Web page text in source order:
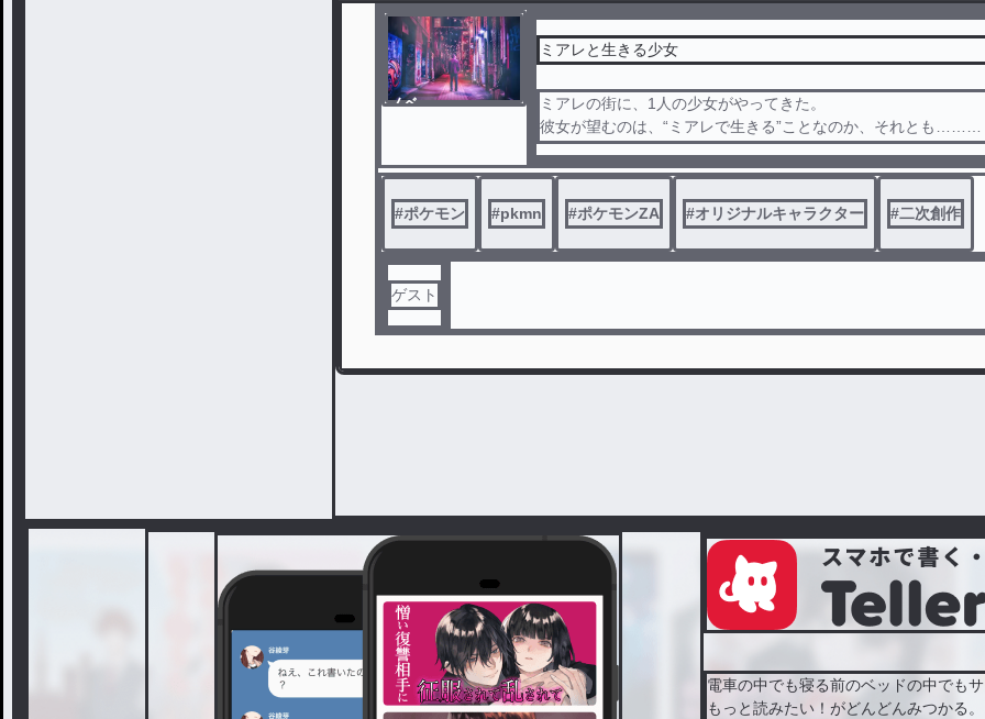
ノベ
ミアレと生きる少女
ミアレの街に、1人の少女がやってきた。
彼女が望むのは、“ミアレで生きる”ことなのか、それとも………
※こちらはポケットモンスター様の、ポケットモンスターレジ
要素を含みます。
こちらは二次創作です。
#ポケモン #pkmn #ポケモンZA #オリジナルキャラクター #二次創作
ゲスト
電車の中でも寝る前のベッドの中でもサ
もっと読みたい！がどんどんみつかる。